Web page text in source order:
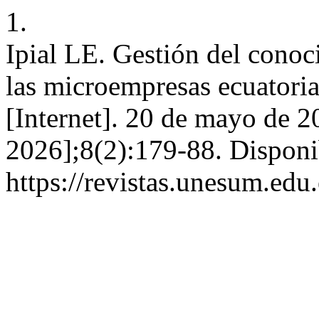
1.
Ipial LE. Gestión del
las microempresas
[Internet]. 20 de mayo de
2026];8(2):179-88.
https://